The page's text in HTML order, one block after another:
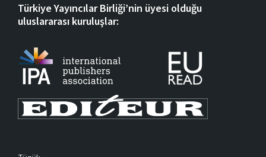
Türkiye Yayıncılar Birliği’nin üyesi olduğu
uluslararası kuruluşlar: